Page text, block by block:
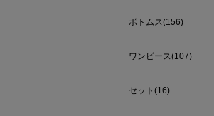
ボトムス(156)
ワンピース(107)
セット(16)